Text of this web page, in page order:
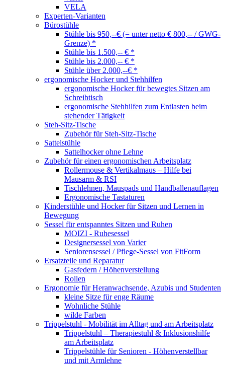
VELA
Experten-Varianten
Bürostühle
Stühle bis 950,--€ (= unter netto € 800,-- / GWG-
Grenze) *
Stühle bis 1.500,-- € *
Stühle bis 2.000,-- € *
Stühle über 2.000,--€ *
ergonomische Hocker und Stehhilfen
ergonomische Hocker für bewegtes Sitzen am
Schreibtisch
ergonomische Stehhilfen zum Entlasten beim
stehender Tätigkeit
Steh-Sitz-Tische
Zubehör für Steh-Sitz-Tische
Sattelstühle
Sattelhocker ohne Lehne
Zubehör für einen ergonomischen Arbeitsplatz
Rollermouse & Vertikalmaus – Hilfe bei
Mausarm & RSI
Tischlehnen, Mauspads und Handballenauflagen
Ergonomische Tastaturen
Kinderstühle und Hocker für Sitzen und Lernen in
Bewegung
Sessel für entspanntes Sitzen und Ruhen
MOIZI - Ruhesessel
Designersessel von Varier
Seniorensessel / Pflege-Sessel von FitForm
Ersatzteile und Reparatur
Gasfedern / Höhenverstellung
Rollen
Ergonomie für Heranwachsende, Azubis und Studenten
kleine Sitze für enge Räume
Wohnliche Stühle
wilde Farben
Trippelstuhl - Mobilität im Alltag und am Arbeitsplatz
Trippelstuhl – Therapiestuhl & Inklusionshilfe
am Arbeitsplatz
Trippelstühle für Senioren - Höhenverstellbar
und mit Armlehne